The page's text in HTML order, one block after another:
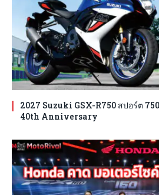
2027 Suzuki GSX-R750 สปอร์ต
40th Anniversary